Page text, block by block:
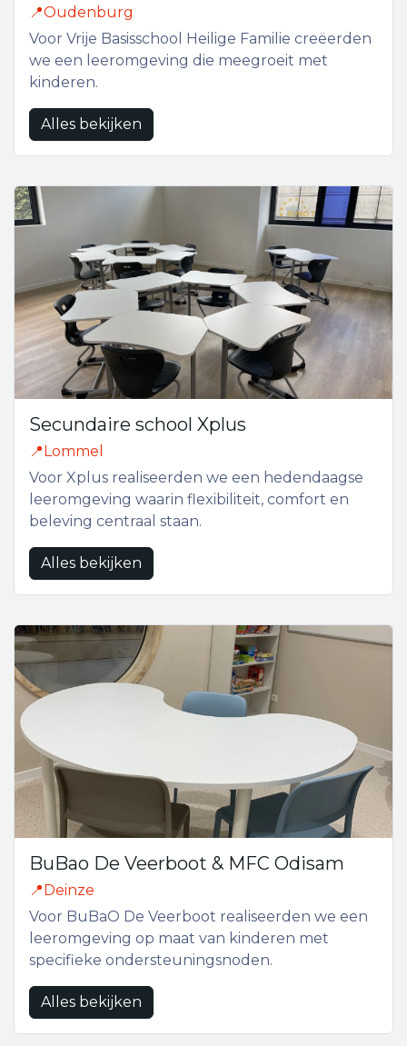
📍Oudenburg
Voor Vrije Basisschool Heilige Familie creëerden
we een leeromgeving die meegroeit met
kinderen.
Alles bekijken
Secundaire school Xplus
📍Lommel
Voor Xplus realiseerden we een hedendaagse
leeromgeving waarin flexibiliteit, comfort en
beleving centraal staan.
Alles bekijken
BuBao De Veerboot & MFC Odisam
📍Deinze
Voor BuBaO De Veerboot realiseerden we een
leeromgeving op maat van kinderen met
specifieke ondersteuningsnoden.
Alles bekijken